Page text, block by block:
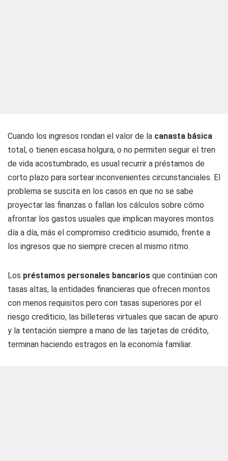
Cuando los ingresos rondan el valor de la canasta básica
total, o tienen escasa holgura, o no permiten seguir el tren
de vida acostumbrado, es usual recurrir a préstamos de
corto plazo para sortear inconvenientes circunstanciales. El
problema se suscita en los casos en que no se sabe
proyectar las finanzas o fallan los cálculos sobre cómo
afrontar los gastos usuales que implican mayores montos
día a día, más el compromiso crediticio asumido, frente a
los ingresos que no siempre crecen al mismo ritmo.
Los préstamos personales bancarios que continúan con
tasas altas, la entidades financieras que ofrecen montos
con menos requisitos pero con tasas superiores por el
riesgo crediticio, las billeteras virtuales que sacan de apuro
y la tentación siempre a mano de las tarjetas de crédito,
terminan haciendo estragos en la economía familiar.